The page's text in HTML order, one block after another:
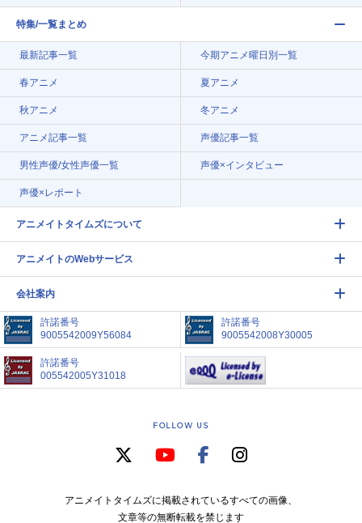
特集/一覧まとめ
最新記事一覧 今期アニメ曜日別一覧
春アニメ 夏アニメ
秋アニメ 冬アニメ
アニメ記事一覧 声優記事一覧
男性声優/女性声優一覧 声優×インタビュー
声優×レポート
アニメイトタイムズについて
アニメイトのWebサービス
会社案内
許諾番号
9005542009Y56084
許諾番号
9005542008Y30005
許諾番号
005542005Y31018
FOLLOW US
アニメイトタイムズに掲載されているすべての画像、
文章等の無断転載を禁じます